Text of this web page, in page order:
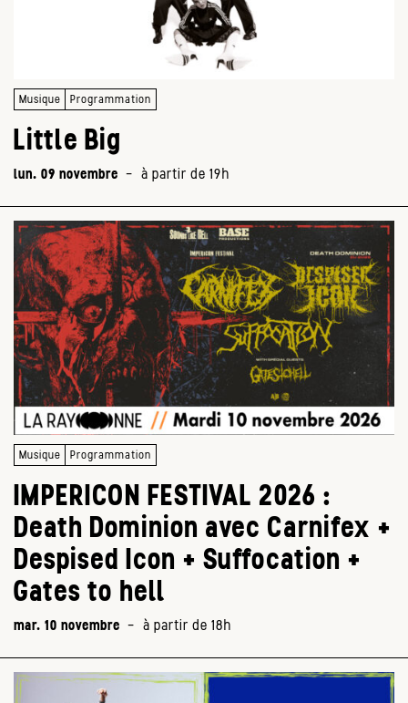
Musique Programmation
Little Big
lun. 09 novembre - à partir de 19h
Musique Programmation
IMPERICON FESTIVAL 2026 :
Death Dominion avec Carnifex +
Despised Icon + Suffocation +
Gates to hell
mar. 10 novembre - à partir de 18h